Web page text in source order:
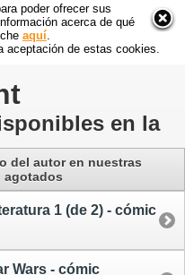
poder ofrecer sus
acerca de qué
aquí
aceptación de estas cookies.
en la
del autoren nuestras
agotados
1 (de 2) - cómic
Wars - cómic